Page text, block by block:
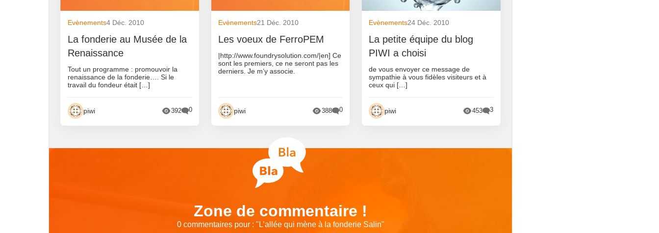
Evènements4 Déc. 2010
La fonderie au Musée de la
Renaissance
Tout un programme : promouvoir la
renaissance de la fonderie…. Si le
travail du fondeur était […]
piwi 392 0
Evènements21 Déc. 2010
Les voeux de FerroPEM
|http://www.foundrysolution.com/|en] Ce
sont les premiers, ce ne seront pas les
derniers. Je m’y associe.
piwi 388 0
Evènements24 Déc. 2010
La petite équipe du blog
PIWI a choisi
de vous envoyer ce message de
sympathie à vous fidèles visiteurs et à
ceux qui […]
piwi 453 3
Zone de commentaire !
0 commentaires pour : " L’allée qui mène à la fonderie Salin"